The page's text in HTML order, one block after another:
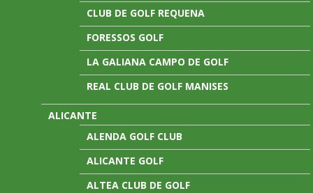
CLUB DE GOLF REQUENA
FORESSOS GOLF
LA GALIANA CAMPO DE GOLF
REAL CLUB DE GOLF MANISES
ALICANTE
ALENDA GOLF CLUB
ALICANTE GOLF
ALTEA CLUB DE GOLF